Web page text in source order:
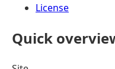
License
Quick